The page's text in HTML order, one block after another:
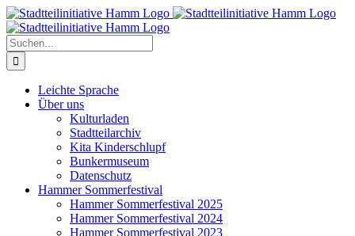
Zum
Inhalt
springen
Suche
nach:
Leichte Sprache
Über uns
Kulturladen
Stadtteilarchiv
Kita Kinderschlupf
Bunkermuseum
Datenschutz
Hammer Sommerfestival
Hammer Sommerfestival 2025
Hammer Sommerfestival 2024
Hammer Sommerfestival 2023